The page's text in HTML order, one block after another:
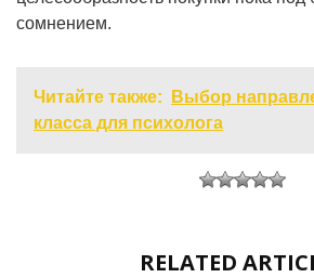
сомнением.
Читайте также:
Выбор
класса для психолога
RELATED